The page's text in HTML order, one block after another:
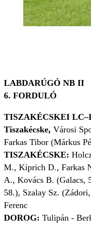
LABDARÚGÓ NB II
6. FORDULÓ
TISZAKÉCSKEI
Tiszakécske, Városi
Farkas Tibor (Márkus
TISZAKÉCSKE:
M., Kiprich D., Farkas
A., Kovács B. (Galacs,
58.), Szalay Sz.
Ferenc
DOROG: Tulipán -